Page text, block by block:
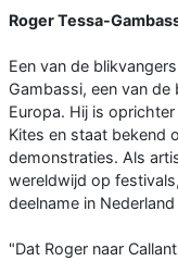
Roger Tessa-
Een van de
Gambassi, een van
Europa. Hij is
Kites en staat bekend
demonstraties. Als
wereldwijd op
deelname in Nederland
"Dat Roger naar